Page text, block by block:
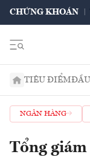
CHỨNG KHOÁN
TIÊU ĐIỂM
NGÂN HÀNG
Tổng